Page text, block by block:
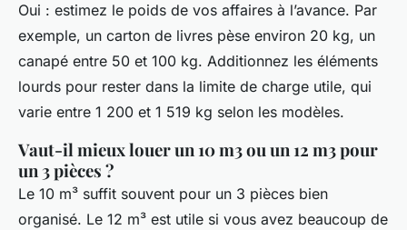
Oui : estimez le poids de vos affaires à l’avance. Par
exemple, un carton de livres pèse environ 20 kg, un
canapé entre 50 et 100 kg. Additionnez les éléments
lourds pour rester dans la limite de charge utile, qui
varie entre 1 200 et 1 519 kg selon les modèles.
Vaut-il mieux louer un 10 m3 ou un 12 m3 pour
un 3 pièces ?
Le 10 m³ suffit souvent pour un 3 pièces bien
organisé. Le 12 m³ est utile si vous avez beaucoup de